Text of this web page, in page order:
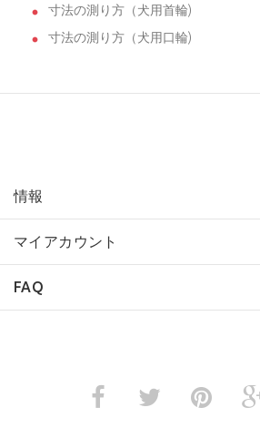
寸法の測り方（犬用首輪)
寸法の測り方（犬用口輪)
情報
マイアカウント
FAQ